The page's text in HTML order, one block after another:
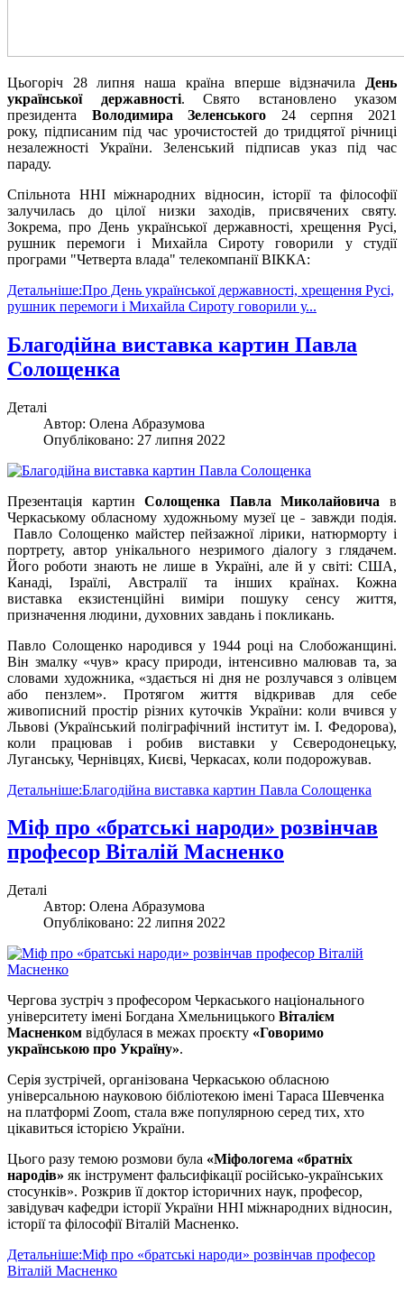
Цьогоріч 28 липня наша країна вперше відзначила
День
української державності. Свято встановлено указом
президента Володимира Зеленського 24 серпня 2021
року, підписаним під час урочистостей до тридцятої річниці
незалежності України. Зеленський підписав указ під час
параду.
Спільнота ННІ міжнародних відносин, історії та філософії
залучилась до цілої низки заходів, присвячених святу.
Зокрема, про День української державності, хрещення Русі,
рушник перемоги і Михайла Сироту говорили у студії
програми "Четверта влада" телекомпанії ВІККА:
Детальніше:Про День української державності, хрещення Русі,
рушник перемоги і Михайла Сироту говорили у...
Благодійна виставка картин Павла
Солощенка
Деталі
Автор: Олена Абразумова
Опубліковано: 27 липня 2022
Презентація картинСолощенка Павла Миколайовича в
Черкаському обласному художньому музеї це ˗ завжди подія.
Павло Солощенко майстер пейзажної лірики, натюрморту і
портрету, автор унікального незримого діалогу з глядачем.
Його роботи знають не лише в Україні, але й у світі: США,
Канаді, Ізраїлі, Австралії та інших країнах. Кожна
виставка екзистенційні виміри пошуку сенсу життя,
призначення людини, духовних завдань і покликань.
Павло Солощенко народився у 1944 році на Слобожанщині.
Він змалку «чув» красу природи, інтенсивно малював та, за
словами художника, «здається ні дня не розлучався з олівцем
або пензлем». Протягом життя відкривав для себе
живописний простір різних куточків України: коли вчився у
Львові (Український поліграфічний інститут ім. І. Федорова),
коли працював і робив виставки у Сєверодонецьку,
Луганську, Чернівцях, Києві, Черкасах, коли подорожував.
Детальніше:Благодійна виставка картин Павла Солощенка
Міф про «братські народи» розвінчав
професор Віталій Масненко
Деталі
Автор: Олена Абразумова
Опубліковано: 22 липня 2022
Чергова зустріч з професором Черкаського національного
університету імені Богдана Хмельницького Віталієм
Масненком відбулася в межах проєкту «Говоримо
українською про Україну».
Серія зустрічей, організована Черкаською обласною
універсальною науковою бібліотекою імені Тараса Шевченка
на платформі Zoom, стала вже популярною серед тих, хто
цікавиться історією України.
Цього разу темою розмови була «Міфологема «братніх
народів» як інструмент фальсифікації російсько-українських
стосунків». Розкрив її доктор історичних наук, професор,
завідувач кафедри історії України ННІ міжнародних відносин,
історії та філософії Віталій Масненко.
Детальніше:Міф про «братські народи» розвінчав професор
Віталій Масненко